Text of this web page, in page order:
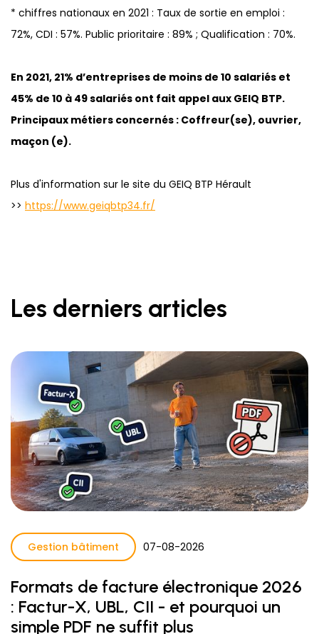
* chiffres nationaux en 2021 : Taux de sortie en emploi :
72%, CDI : 57%. Public prioritaire : 89% ; Qualification : 70%.
En 2021, 21% d’entreprises de moins de 10 salariés et
45% de 10 à 49 salariés ont fait appel aux GEIQ BTP.
Principaux métiers concernés : Coffreur(se), ouvrier,
maçon (e).
Plus d'information sur le site du GEIQ BTP Hérault
>> https://www.geiqbtp34.fr/
Les derniers articles
Gestion bâtiment 07-08-2026
Formats de facture électronique 2026
: Factur-X, UBL, CII - et pourquoi un
simple PDF ne suffit plus